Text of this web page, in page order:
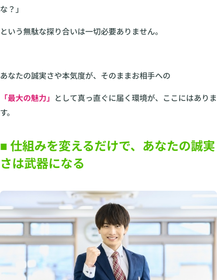
な？」
という無駄な探り合いは一切必要ありません。
あなたの誠実さや本気度が、そのままお相手への
「最大の魅力」 として真っ直ぐに届く環境が、ここにはありま
す。
■ 仕組みを変えるだけで、あなたの誠実
さは武器になる